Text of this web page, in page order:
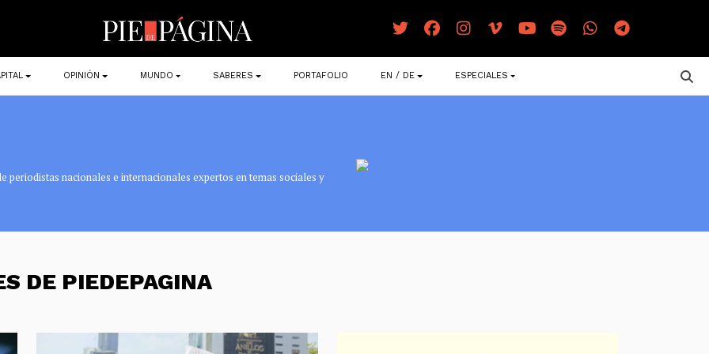
OPINIÓN MUNDO SABERES PORTAFOLIO EN / DE ESPECIALES
nacionales e internacionales expertos en temas sociales y
DE PIEDEPAGINA